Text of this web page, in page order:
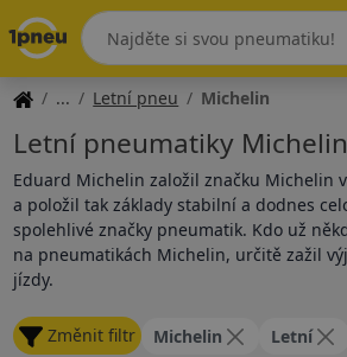
Letní pneu Michelin
Letní pneumatiky Michelin
Eduard Michelin založil značku Michelin
a položil tak základy stabilní a dodnes
spolehlivé značky pneumatik. Kdo už
na pneumatikách Michelin, určitě zažil
jízdy.
Změnit filtr Michelin Letní